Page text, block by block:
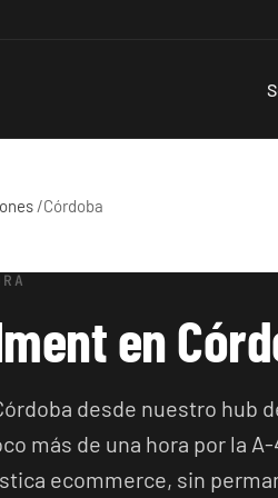
/Córdoba
en
desde nuestro hub
más de una hora por la
ecommerce, sin